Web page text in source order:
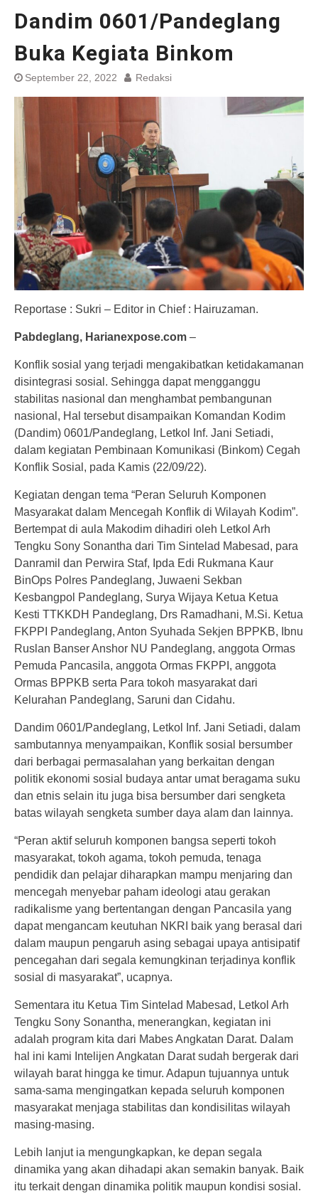
Dandim 0601/Pandeglang
Buka Kegiata Binkom
September 22, 2022 Redaksi
Reportase : Sukri – Editor in Chief : Hairuzaman.
Pabdeglang, Harianexpose.com –
Konflik sosial yang terjadi mengakibatkan ketidakamanan
disintegrasi sosial. Sehingga dapat mengganggu
stabilitas nasional dan menghambat pembangunan
nasional, Hal tersebut disampaikan Komandan Kodim
(Dandim) 0601/Pandeglang, Letkol Inf. Jani Setiadi,
dalam kegiatan Pembinaan Komunikasi (Binkom) Cegah
Konflik Sosial, pada Kamis (22/09/22).
Kegiatan dengan tema “Peran Seluruh Komponen
Masyarakat dalam Mencegah Konflik di Wilayah Kodim”.
Bertempat di aula Makodim dihadiri oleh Letkol Arh
Tengku Sony Sonantha dari Tim Sintelad Mabesad, para
Danramil dan Perwira Staf, Ipda Edi Rukmana Kaur
BinOps Polres Pandeglang, Juwaeni Sekban
Kesbangpol Pandeglang, Surya Wijaya Ketua Ketua
Kesti TTKKDH Pandeglang, Drs Ramadhani, M.Si. Ketua
FKPPI Pandeglang, Anton Syuhada Sekjen BPPKB, Ibnu
Ruslan Banser Anshor NU Pandeglang, anggota Ormas
Pemuda Pancasila, anggota Ormas FKPPI, anggota
Ormas BPPKB serta Para tokoh masyarakat dari
Kelurahan Pandeglang, Saruni dan Cidahu.
Dandim 0601/Pandeglang, Letkol Inf. Jani Setiadi, dalam
sambutannya menyampaikan, Konflik sosial bersumber
dari berbagai permasalahan yang berkaitan dengan
politik ekonomi sosial budaya antar umat beragama suku
dan etnis selain itu juga bisa bersumber dari sengketa
batas wilayah sengketa sumber daya alam dan lainnya.
“Peran aktif seluruh komponen bangsa seperti tokoh
masyarakat, tokoh agama, tokoh pemuda, tenaga
pendidik dan pelajar diharapkan mampu menjaring dan
mencegah menyebar paham ideologi atau gerakan
radikalisme yang bertentangan dengan Pancasila yang
dapat mengancam keutuhan NKRI baik yang berasal dari
dalam maupun pengaruh asing sebagai upaya antisipatif
pencegahan dari segala kemungkinan terjadinya konflik
sosial di masyarakat”, ucapnya.
Sementara itu Ketua Tim Sintelad Mabesad, Letkol Arh
Tengku Sony Sonantha, menerangkan, kegiatan ini
adalah program kita dari Mabes Angkatan Darat. Dalam
hal ini kami Intelijen Angkatan Darat sudah bergerak dari
wilayah barat hingga ke timur. Adapun tujuannya untuk
sama-sama mengingatkan kepada seluruh komponen
masyarakat menjaga stabilitas dan kondisilitas wilayah
masing-masing.
Lebih lanjut ia mengungkapkan, ke depan segala
dinamika yang akan dihadapi akan semakin banyak. Baik
itu terkait dengan dinamika politik maupun kondisi sosial.